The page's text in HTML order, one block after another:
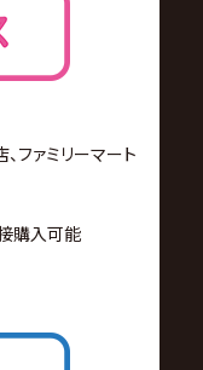
ファミリーマート
購入可能